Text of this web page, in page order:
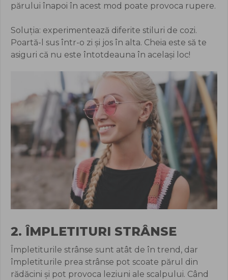
părului înapoi în acest mod poate provoca rupere.
Soluția: experimentează diferite stiluri de cozi.
Poartă-l sus într-o zi și jos în alta. Cheia este să te
asiguri că nu este întotdeauna în același loc!
2. ÎMPLETITURI STRÂNSE
Împletiturile strânse sunt atât de în trend, dar
împletiturile prea strânse pot scoate părul din
rădăcini și pot provoca leziuni ale scalpului. Când